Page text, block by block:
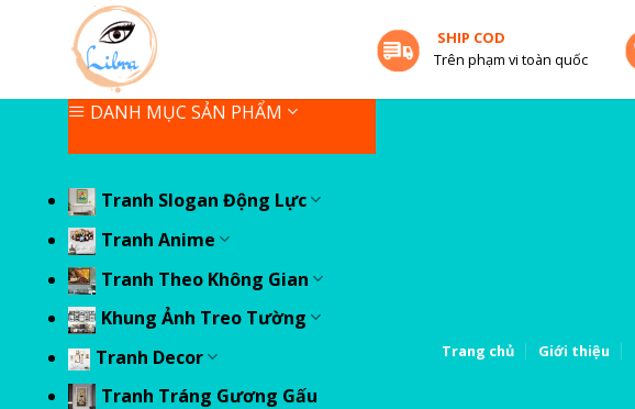
SHIP COD
Trên phạm vi toàn quốc
DANH MỤC SẢN PHẨM
Tranh Slogan Động Lực
Tranh Anime
Tranh Theo Không Gian
Khung Ảnh Treo Tường
Tranh Decor
Tranh Tráng Gương Gấu
Trang chủ Giới thiệu